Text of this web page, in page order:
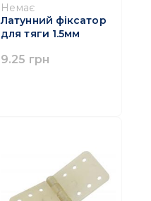
Немає
Латунний фіксатор
для тяги 1.5мм
9.25 грн